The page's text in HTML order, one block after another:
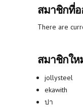
สมาชิกที่
There are
สมาชิกให
jollysteel
ekawith
ปา